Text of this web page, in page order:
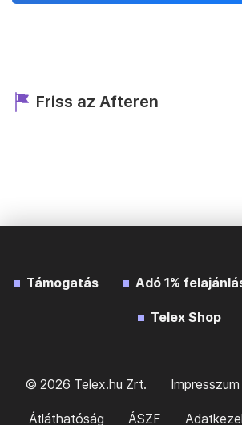
Friss az Afteren
Támogatás Adó 1%
Telex Shop
© 2026 Telex.hu Zrt. Impresszum
Átláthatóság ÁSZF